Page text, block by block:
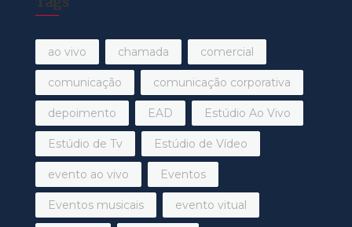
ao vivo chamada comercial
comunicação comunicação corporativa
depoimento EAD Estúdio Ao Vivo
Estúdio de Tv Estúdio de Vídeo
evento ao vivo Eventos
Eventos musicais evento vitual